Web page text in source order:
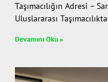
Taşımacılığın Adresi –
Uluslararası
Devamını Oku »